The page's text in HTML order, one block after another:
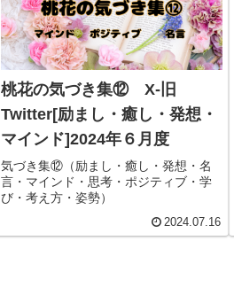
桃花の気づき集⑫ X-旧
Twitter[励まし・癒し・発想・
マインド]2024年６月度
気づき集⑫（励まし・癒し・発想・名
言・マインド・思考・ポジティブ・学
び・考え方・姿勢）
2024.07.16